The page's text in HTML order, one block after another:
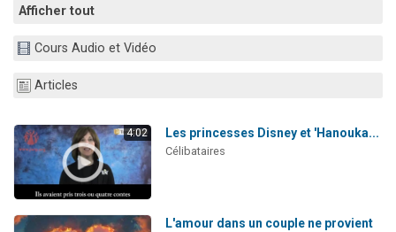
Afficher tout
Cours Audio et Vidéo
Articles
4:02 Les princesses Disney et 'Hanouka...
Célibataires
L'amour dans un couple ne provient